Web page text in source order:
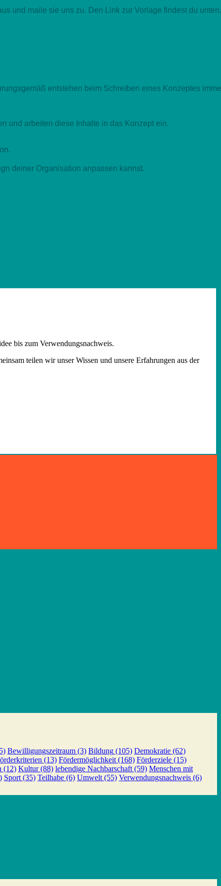
und maile sie uns zu. Den Link zur Vorlage findest du
entstehen beim Schreiben eines Konzeptes
und arbeiten diese Inhalte in das Konzept ein.
deiner Organisation anpassen kannst.
bis zum Verwendungsnachweis.
teilen wir unser Wissen und unsere Erfahrungen aus der
Bewilligungszeitraum (3) Bildung (105) Demokratie (62)
(13) Fördermöglichkeit (168) Förderziele (15)
(12) Kultur(88) lebendige Nachbarschaft (59) Menschen mit
Sport (35) Teilhabe (6) Umwelt (55) Verwendungsnachweis (6)